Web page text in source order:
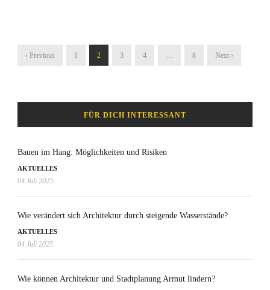
‹ Previous 1 2 3 4 8 Next ›
FÜR DICH INTERESSANT
Bauen im Hang: Möglichkeiten und Risiken
AKTUELLES
04 Juli 2025
Wie verändert sich Architektur durch steigende Wasserstände?
AKTUELLES
04 Juli 2025
Wie können Architektur und Stadtplanung Armut lindern?